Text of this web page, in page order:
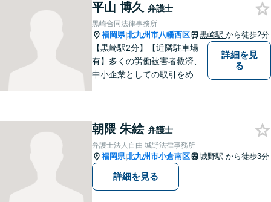
会話のキャッチボールを積み
重ねながら解決へと動いてま
いります。【韓国語対応可】
平山 博久 弁護士
黒崎合同法律事務所
福岡県|北九州市八幡西区 黒崎駅 から徒歩2分
【黒崎駅2分】【近隣駐車場
有】多くの労働被害者救済、
中小企業としての取引をめぐ
イスを行うことができます。
どんなことでもお気軽にご相
談ください。
詳細を見
る
朝隈 朱絵 弁護士
弁護士法人自由 城野法律事務所
福岡県|北九州市小倉南区 城野駅 から徒歩3分
詳細を見る